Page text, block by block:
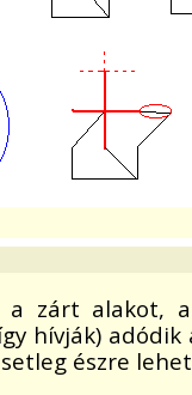
zárt alakot,
hívják)
észre